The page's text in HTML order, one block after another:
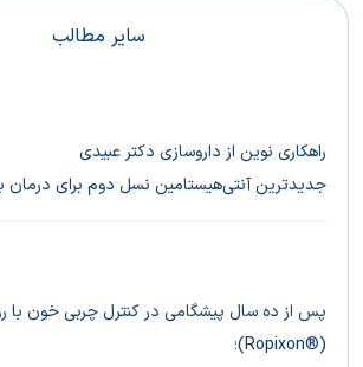
سایر مطالب
راهکاری نوین از داروسازی دکتر عبیدی
جدیدترین آنتی‌هیستامین نسل دوم برای درمان
پس از ده سال پیشگامی در کنترل چربی خون با
(®Ropixon)؛